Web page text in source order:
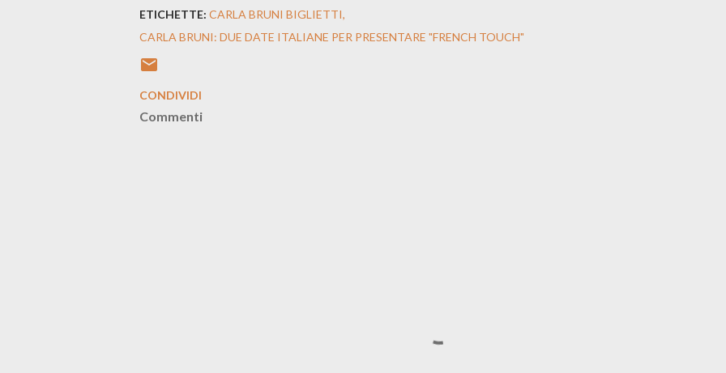
ETICHETTE: CARLA BRUNI BIGLIETTI
CARLA BRUNI: DUE DATE ITALIANE PER PRESENTARE "FRENCH TOUCH"
CONDIVIDI
Commenti